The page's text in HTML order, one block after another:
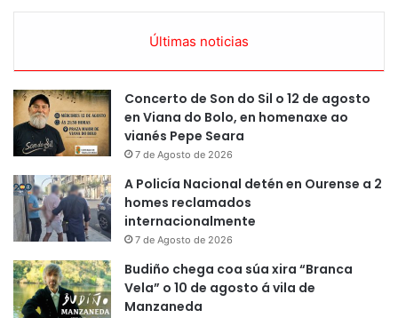
Últimas noticias
Concerto de Son do Sil o 12 de agosto
en Viana do Bolo, en homenaxe ao
vianés Pepe Seara
7 de Agosto de 2026
A Policía Nacional detén en Ourense a 2
homes reclamados
internacionalmente
7 de Agosto de 2026
Budiño chega coa súa xira “Branca
Vela” o 10 de agosto á vila de
Manzaneda